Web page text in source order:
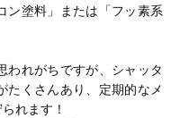
ン塗料」または「フッ素系
われがちですが、シャッタ
たくさんあり、定期的なメ
れます！